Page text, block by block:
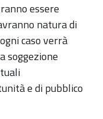
essere
natura di
caso verrà
soggezione
e di pubblico